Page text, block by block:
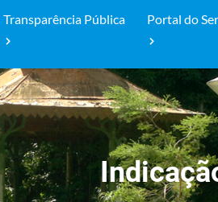
Transparência Pública Portal do